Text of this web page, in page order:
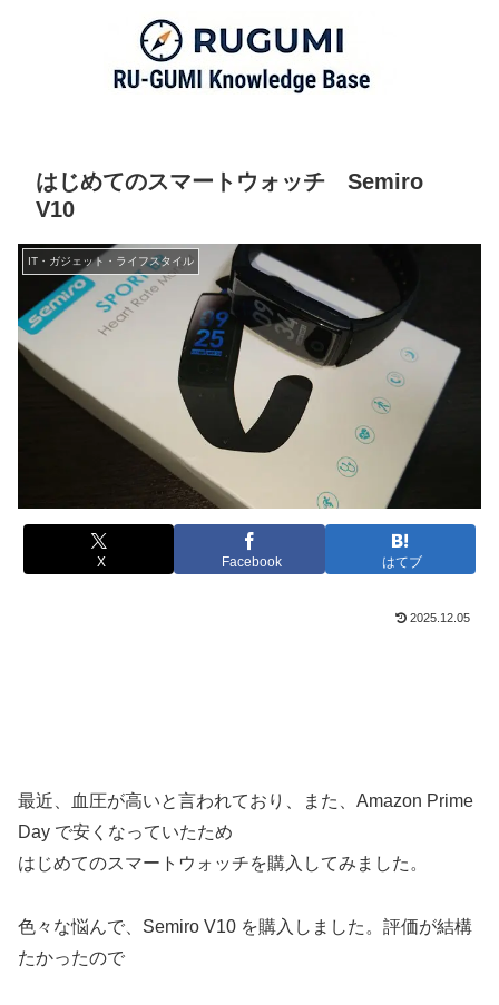
はじめてのスマートウォッチ Semiro
V10
IT・ガジェット・ライフスタイル
X Facebook はてブ
2025.12.05
最近、血圧が高いと言われており、また、Amazon Prime
Day で安くなっていたため
はじめてのスマートウォッチを購入してみました。
色々な悩んで、Semiro V10 を購入しました。評価が結構
たかったので